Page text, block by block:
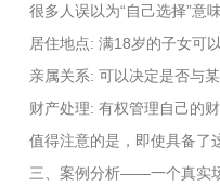
很多人误以为“自己选择”意
居住地点: 满18岁的子女可
亲属关系: 可以决定是否与
财产处理: 有权管理自己的
值得注意的是，即使具备了
三、案例分析——一个真实